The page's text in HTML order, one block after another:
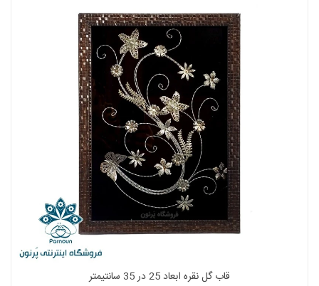
قاب گل نقره ابعاد 25 در 35 سانتیمتر